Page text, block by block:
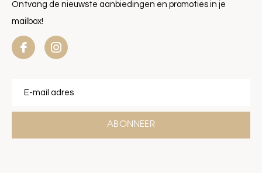
Ontvang de nieuwste aanbiedingen en promoties in je
mailbox!
ABONNEER